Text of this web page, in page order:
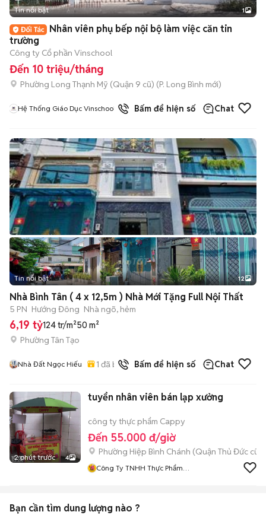
Tin nổi bật 1
Nhân viên phụ bếp nội bộ làm việc căn tin
trường
Công ty Cổ phần Vinschool
Đến 10 triệu/tháng
Phường Long Thạnh Mỹ (Quận 9 cũ) (P. Long Bình mới)
Hệ Thống Giáo Dục Vinschool Bấm để hiện số Chat
+2
Tin nổi bật 12
Nhà Bình Tân ( 4 x 12,5m ) Nhà Mới Tặng Full Nội Thất
5 PN Hướng Đông Nhà ngõ, hẻm
6,19 tỷ124 tr/m²50 m²
Phường Tân Tạo
Nhà Đất Ngọc Hiếu 1 đã bán Bấm để hiện số Chat
2 phút trước 4
tuyển nhân viên bán lạp xưởng
công ty thực phẩm Cappy
Đến 55.000 đ/giờ
Phường Hiệp Bình Chánh (Quận Thủ Đức cũ)
Công Ty TNHH Thực Phẩm
Bạn cần tìm dung lượng nào ?